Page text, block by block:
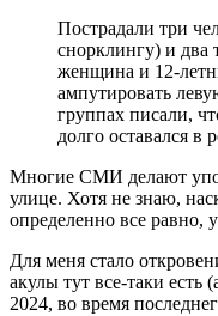
Пострадали три
снорклингу) и
женщина и 12-
ампутировать
группах писали,
долго оставался
Многие СМИ делают
улице. Хотя не знаю,
определенно все равно,
Для меня стало
акулы тут все-таки есть
2024, во время